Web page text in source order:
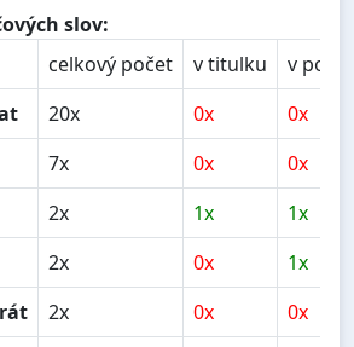
slov:
celkový počet
v titulku
v
20x 0x
0x
7x 0x
0x
2x 1x
1x
2x 0x
1x
2x 0x
0x